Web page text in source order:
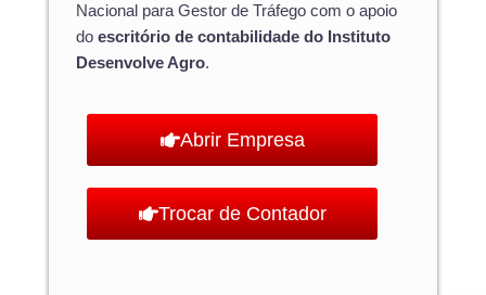
Nacional para Gestor de Tráfego com o apoio
do escritório de contabilidade do Instituto
Desenvolve Agro.
Abrir Empresa
Trocar de Contador